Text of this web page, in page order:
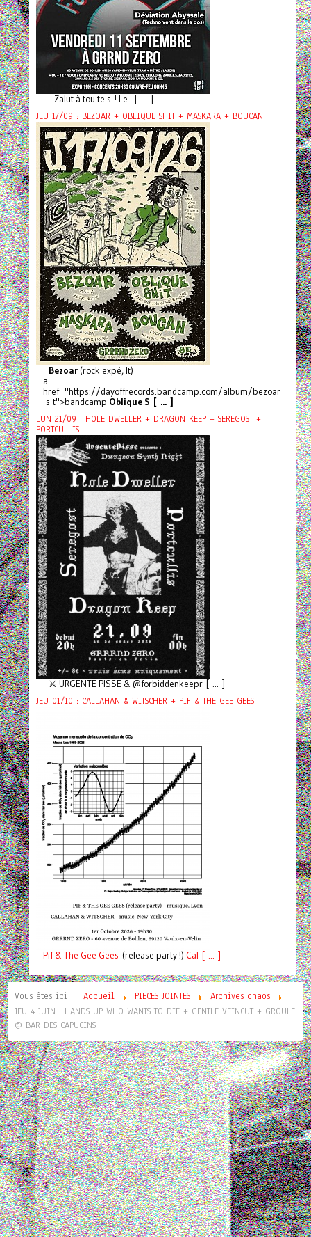
Zalut à tou.te.s ! Le [ ... ]
JEU 17/09 : BEZOAR + OBLIQUE SHIT + MASKARA + BOUCAN
Bezoar(rock expé, It)
a
href="https://dayoffrecords.bandcamp.com/album/bezoar
-s-t">bandcamp Oblique S [ ... ]
LUN 21/09 : HOLE DWELLER + DRAGON KEEP + SEREGOST +
PORTCULLIS
⚔️ URGENTE PISSE & @forbiddenkeepr [ ... ]
JEU 01/10 : CALLAHAN & WITSCHER + PIF & THE GEE GEES
Pif& The Gee Gees (release party !) Cal [ ... ]
Vous êtes ici : Accueil PIECES JOINTES
Archives chaos
JEU 4 JUIN : HANDS UP WHO WANTS TO DIE + GENTLE VEINCUT + GROULE
@ BAR DES CAPUCINS